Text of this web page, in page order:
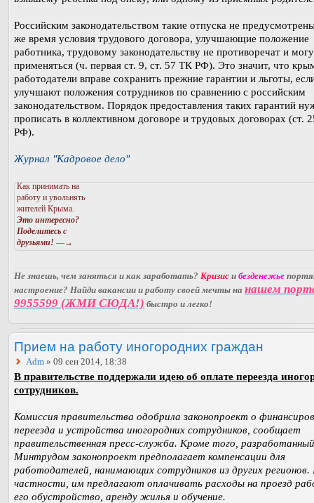
Российским законодательством такие отпуска не
же время условия трудового договора, улучшающие положение
работника, трудовому законодательству не противоречат и
применяться (ч. первая ст. 9, ст. 57 ТК РФ). Это значит, что
работодатели вправе сохранить прежние гарантии и льготы,
улучшают положения сотрудников по сравнению с российским
законодательством. Порядок предоставления таких гарантий
прописать в коллективном договоре и трудовых договорах (ст.
РФ).
Журнал "Кадровое дело"
Как принимать на
работу и увольнять
жителей Крыма.
Это интересно?
Поделитесь с
друзьями! —→
Не знаешь, чем заняться и как заработать? Кризис и безденежье
настроение? Найди вакансии и работу своей мечты на нашем
9955599 (ЖМИ СЮДА!) быстро и легко!
Прием на работу иногородних граждан
Adm » 09 сен 2014, 18:38
В правительстве поддержали идею об оплате переезда
сотрудников.
Комиссия правительства одобрила законопроект о
переезда и устройства иногородних сотрудников, сообщает
правительственная пресс-служба. Кроме того, разработанный
Минтрудом законопроект предполагает компенсации для
работодателей, нанимающих сотрудников из других регионов.
частности, им предлагают оплачивать расходы на проезд
его обустройство, аренду жилья и обучение.